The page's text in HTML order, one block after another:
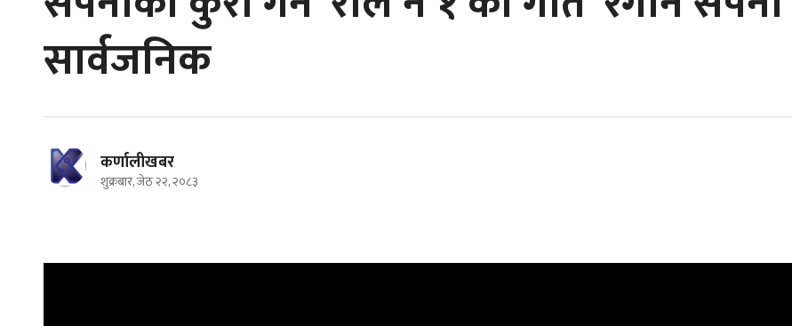
सार्वजनिक
कर्णालीखबर
शुक्रबार, जेठ २२, २०८३